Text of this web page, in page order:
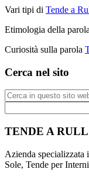
Vari tipi di Tende a
Etimologia della parola
Curiosità sulla parola
Barra
laterale
primaria
Cerca nel sito
Cerca
in
questo
sito
web
TENDE A
Azienda specializzata
Sole, Tende per